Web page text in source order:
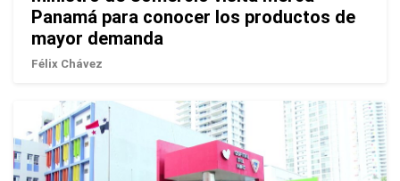
Panamá para conocer los productos de
mayor demanda
Félix Chávez